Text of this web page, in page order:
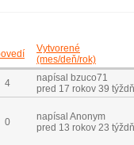
Vytvorené
(mes/deň/rok)
4
napísal bzuco71
pred 17 rokov 39
0
napísal Anonym
pred 13 rokov 23